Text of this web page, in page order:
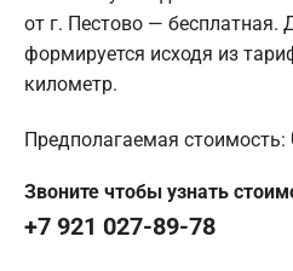
от г. Пестово — бесплатная.
формируется исходя из
километр.
Предполагаемая стоимость:
Звоните чтобы узнать
+7 921 027-89-78